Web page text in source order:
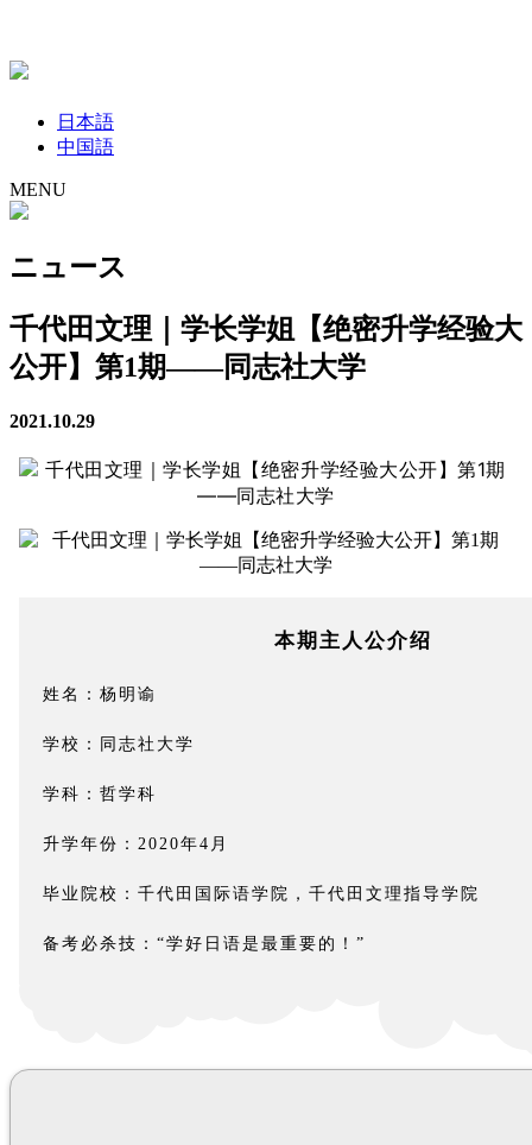
日本語
中国語
MENU
ニュース
千代田文理｜学长学姐【绝密升学经验大
公开】第1期——同志社大学
2021.10.29
本期主人公介绍
姓名：杨明谕
学校：同志社大学
学科：哲学科
升学年份：2020年4月
毕业院校：千代田国际语学院，千代田文理指导学院
备考必杀技：“学好日语是最重要的！”